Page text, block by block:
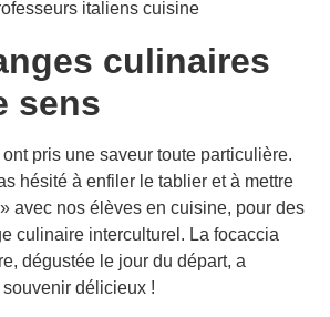
culinaires
sens
pris une saveur toute particulière.
hésité à enfiler le tablier et à mettre
avec nos élèves en cuisine, pour des
culinaire interculturel. La focaccia
dégustée le jour du départ, a
délicieux !